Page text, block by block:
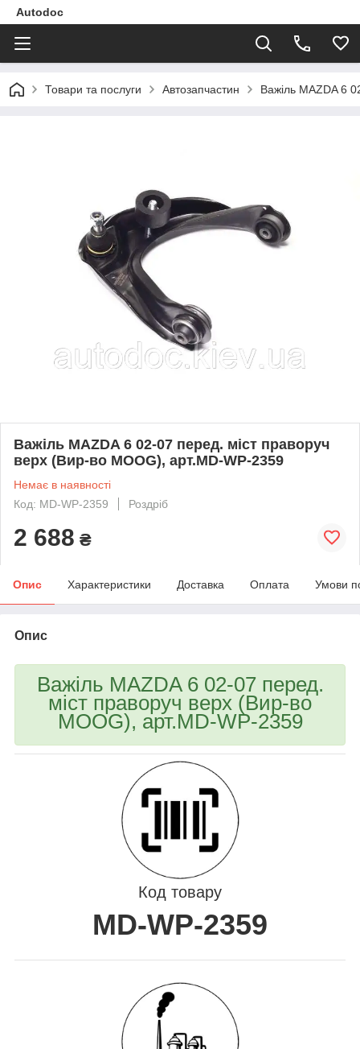
Autodoc
Товари та послуги Автозапчастин Важіль MAZDA 6
Важіль MAZDA 6 02-07 перед. міст праворуч
верх (Вир-во MOOG), арт.MD-WP-2359
Немає в наявності
Код: MD-WP-2359
Роздріб
2 688 ₴
Опис Характеристики Доставка Оплата Умови
Опис
Важіль MAZDA 6 02-07 перед.
міст праворуч верх (Вир-во
MOOG), арт.MD-WP-2359
Код товару
MD-WP-2359